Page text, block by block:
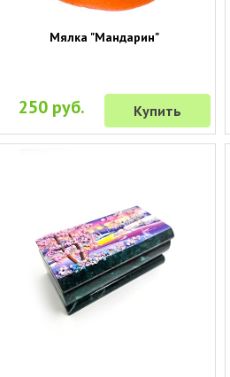
Мялка "Мандарин"
250 руб. Купить